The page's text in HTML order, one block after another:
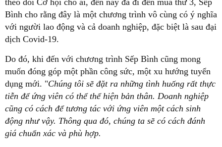
Bình cho rằng đây là một chương trình vô cùng có ý nghĩa
với người lao động và cả doanh nghiệp, đặc biệt là sau đại
dịch Covid-19.
Do đó, khi đến với chương trình Sếp Bình cũng mong
muốn đóng góp một phần công sức, một xu hướng tuyển
dụng mới. "Chúng tôi sẽ đặt ra những tình huống rất thực
tiễn để ứng viên có thể thể hiện bản thân. Doanh nghiệp
cũng có cách để tương tác với ứng viên một cách sinh
động như vậy. Thông qua đó, chúng ta sẽ có cách đánh
giá chuẩn xác và phù hợp.